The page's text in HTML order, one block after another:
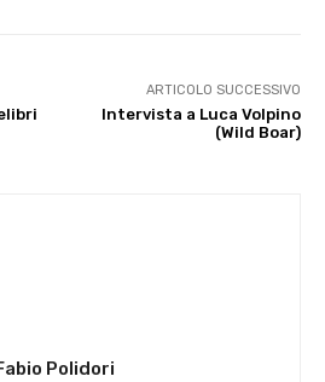
ARTICOLO SUCCESSIVO
Intervista a Luca Volpino
(Wild Boar)
Polidori